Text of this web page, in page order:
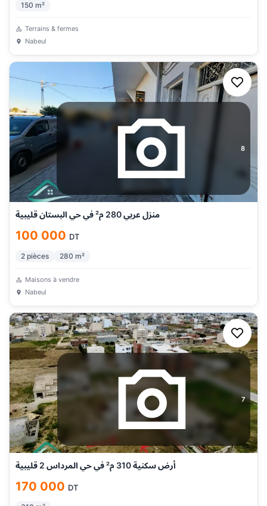
150 m²
Terrains & fermes
Nabeul
8
منزل عربي 280 م² في حي البستان قليبية
100 000 DT
2 pièces 280 m²
Maisons à vendre
Nabeul
7
أرض سكنية 310 م² في حي المرداس 2 قليبية
170 000 DT